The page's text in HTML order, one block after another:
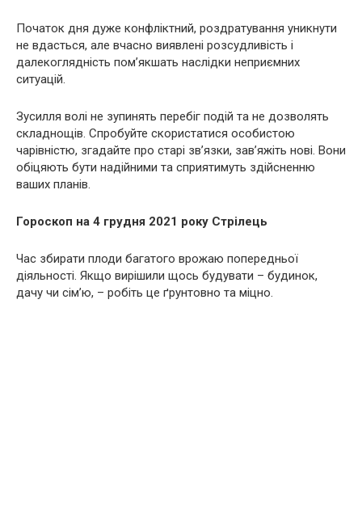
Початок дня дуже конфліктний, роздратування уникнути
не вдасться, але вчасно виявлені розсудливість і
далекоглядність пом’якшать наслідки неприємних
ситуацій.
Зусилля волі не зупинять перебіг подій та не дозволять
складнощів. Спробуйте скористатися особистою
чарівністю, згадайте про старі зв’язки, зав’яжіть нові. Вони
обіцяють бути надійними та сприятимуть здійсненню
ваших планів.
Гороскоп на 4 грудня 2021 року Стрілець
Час збирати плоди багатого врожаю попередньої
діяльності. Якщо вирішили щось будувати – будинок,
дачу чи сім’ю, – робіть це ґрунтовно та міцно.